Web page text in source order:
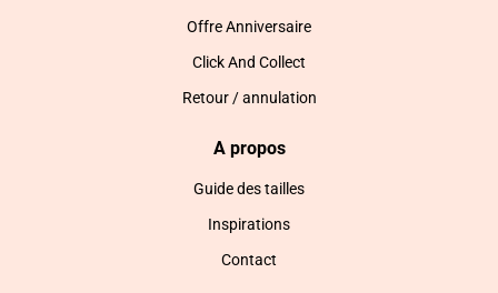
Offre Anniversaire
Click And Collect
Retour / annulation
A propos
Guide des tailles
Inspirations
Contact